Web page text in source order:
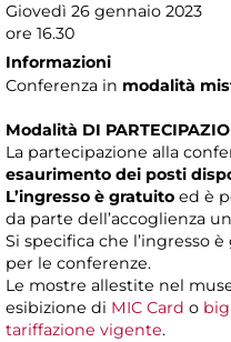
Giovedì 26 gennaio 2023
ore 16.30
Informazioni
Conferenza in modalità
Modalità DI
La partecipazione alla
esaurimento dei posti
L’ingresso è gratuito ed è
da parte dell’accoglienza
Si specifica che l’ingresso
per le conferenze.
Le mostre allestite nel
esibizione di MIC Card o
tariffazione vigente.